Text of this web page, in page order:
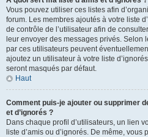
Vous pouvez utiliser ces listes afin
forum. Les membres ajoutés à votre liste
de contrôle de l’utilisateur afin de
leur envoyer des messages privés.
par ces utilisateurs peuvent
ajoutez un utilisateur à votre liste
seront masqués par défaut.
Haut
Comment puis-je ajouter ou supprimer
et d’ignorés ?
Dans chaque profil d’utilisateurs, un lien
liste d’amis ou d’ignorés. De même,